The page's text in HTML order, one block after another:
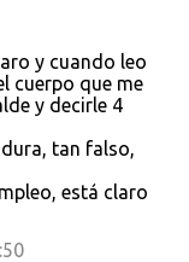
y cuando leo
cuerpo que me
y decirle 4
tan falso,
está claro